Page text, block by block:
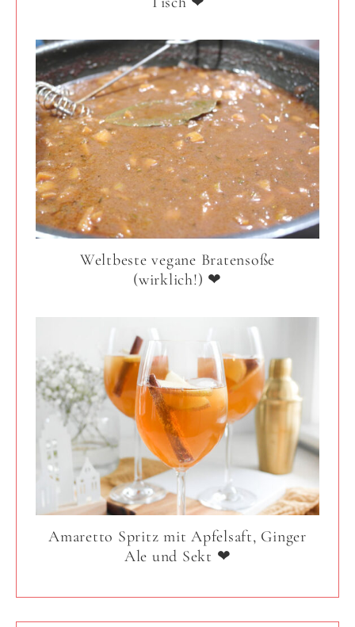
Weltbeste vegane Bratensoße
(wirklich!) ❤
Amaretto Spritz mit Apfelsaft, Ginger
Ale und Sekt ❤